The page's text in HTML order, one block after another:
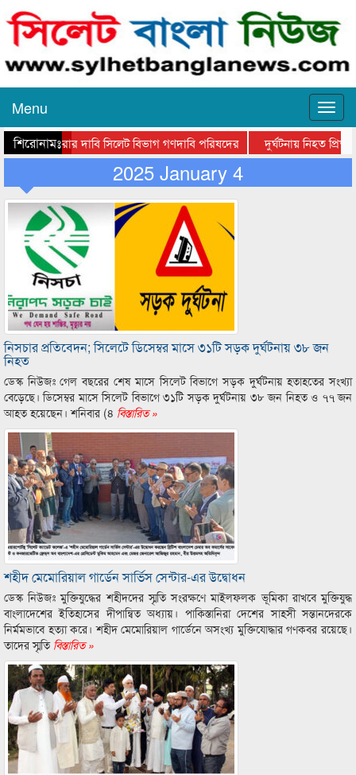
Menu
শিরোনামঃ-
করার দাবি সিলেট বিভাগ গণদাবি পরিষদের
দুর্ঘটনায় নিহত
হাসপাতালে মহানগর জামায়াত নেতৃবৃন্দ
সিলেটে তালামীযে ইসলামিয়ার
2025 January 4
নিসচার প্রতিবেদন; সিলেটে ডিসেম্বর মাসে ৩১টি সড়ক দুর্ঘটনায় ৩৮ জন
নিহত
ডেস্ক নিউজঃ গেল বছরের শেষ মাসে সিলেট বিভাগে সড়ক দুর্ঘটনায় হতাহতের সংখ্যা
বেড়েছে। ডিসেম্বর মাসে সিলেট বিভাগে ৩১টি সড়ক দুর্ঘটনায় ৩৮ জন নিহত ও ৭৭ জন
আহত হয়েছেন। শনিবার (৪ বিস্তারিত »
শহীদ মেমোরিয়াল গার্ডেন সার্ভিস সেন্টার-এর উদ্বোধন
ডেস্ক নিউজঃ মুক্তিযুদ্ধের শহীদদের স্মৃতি সংরক্ষণে মাইলফলক ভূমিকা রাখবে মুক্তিযুদ্ধ
বাংলাদেশের ইতিহাসের দীপান্বিত অধ্যায়। পাকিস্তানিরা দেশের সাহসী সন্তানদেরকে
নির্মমভাবে হত্যা করে। শহীদ মেমোরিয়াল গার্ডেনে অসংখ্য মুক্তিযোদ্ধার গণকবর রয়েছে।
তাদের স্মৃতিবিস্তারিত »